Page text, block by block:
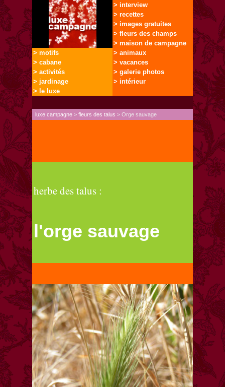
> interview
> recettes
> images gratuites
> fleurs des champs
> maison de campagne
> motifs
> cabane
> activités
> jardinage
> le luxe
> animaux
> vacances
> galerie photos
> intérieur
luxe campagne >fleurs des talus > Orge sauvage
herbe des talus :
l'orge sauvage